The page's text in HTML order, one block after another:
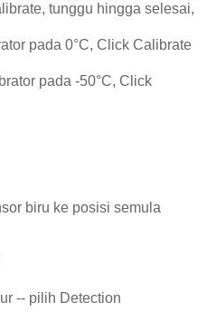
tunggu hingga selesai,
pada 0°C, Click Calibrate
pada -50°C, Click
biru ke posisi semula
-- pilih Detection